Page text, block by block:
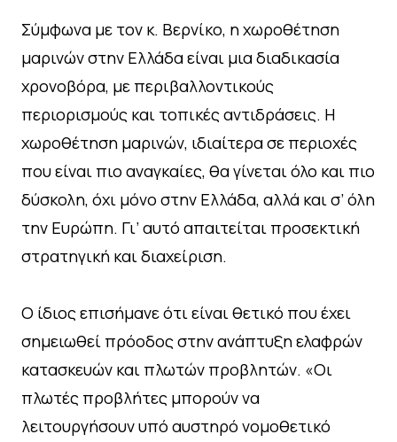
Σύμφωνα με τον κ. Βερνίκο, η χωροθέτηση
μαρινών στην Ελλάδα είναι μια διαδικασία
χρονοβόρα, με περιβαλλοντικούς
περιορισμούς και τοπικές αντιδράσεις. Η
χωροθέτηση μαρινών, ιδιαίτερα σε περιοχές
που είναι πιο αναγκαίες, θα γίνεται όλο και πιο
δύσκολη, όχι μόνο στην Ελλάδα, αλλά και σ’ όλη
την Ευρώπη. Γι’ αυτό απαιτείται προσεκτική
στρατηγική και διαχείριση.
Ο ίδιος επισήμανε ότι είναι θετικό που έχει
σημειωθεί πρόοδος στην ανάπτυξη ελαφρών
κατασκευών και πλωτών προβλητών. «Οι
πλωτές προβλήτες μπορούν να
λειτουργήσουν υπό αυστηρό νομοθετικό